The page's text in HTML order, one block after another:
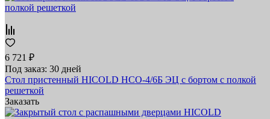
6 721 ₽
Под заказ: 30 дней
Стол пристенный HICOLD НСО-4/6Б ЭЦ с бортом с полкой
решеткой
Заказать